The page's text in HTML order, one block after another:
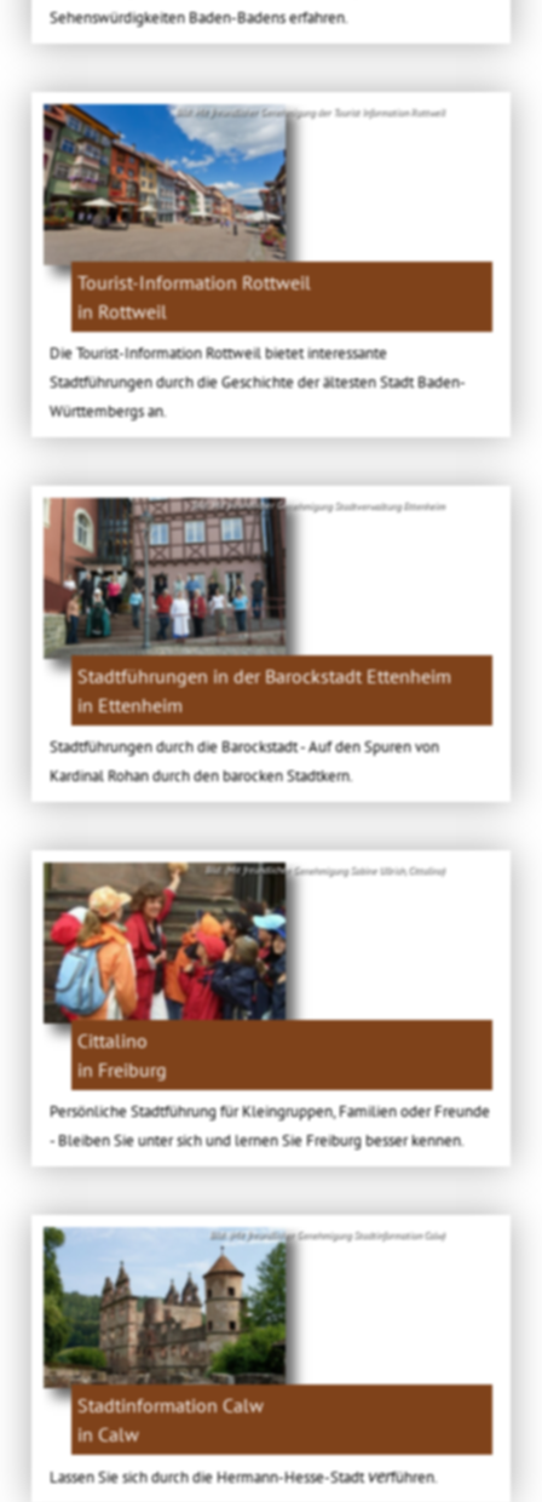
Sehenswürdigkeiten Baden-Badens erfahren.
Bild: Mit freundlicher Genehmigung der Tourist Information Rottweil
Tourist-Information Rottweil
in Rottweil
Die Tourist-Information Rottweil bietet interessante
Stadtführungen durch die Geschichte der ältesten Stadt Baden-
Württembergs an.
Bild: Mit freundlicher Genehmigung Stadtverwaltung Ettenheim
Stadtführungen in der Barockstadt Ettenheim
in Ettenheim
Stadtführungen durch die Barockstadt - Auf den Spuren von
Kardinal Rohan durch den barocken Stadtkern.
Bild: (Mit freundlicher Genehmigung Sabine Ullrich, Cittalino)
Cittalino
in Freiburg
Persönliche Stadtführung für Kleingruppen, Familien oder Freunde
- Bleiben Sie unter sich und lernen Sie Freiburg besser kennen.
Bild: (Mit freundlicher Genehmigung Stadtinformation Calw)
Stadtinformation Calw
in Calw
Lassen Sie sich durch die Hermann-Hesse-Stadtverführen.